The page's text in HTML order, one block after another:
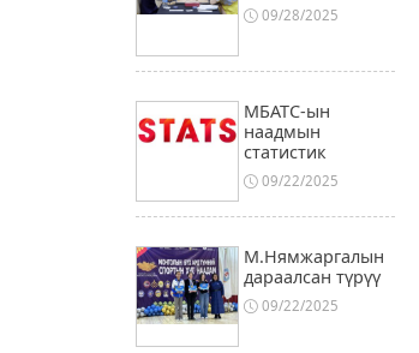
09/28/2025
МБАТС-ын
наадмын
статистик
09/22/2025
М.Нямжаргалын
дараалсан түрүү
09/22/2025